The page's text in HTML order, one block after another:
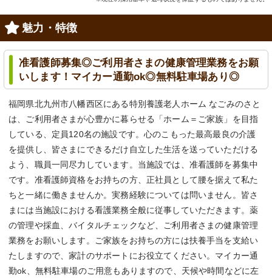
魅力・特徴
准看護師募集◎ご利用者さまの健康管理業務をお願
いします！マイカー通勤ok◎無料駐車場あり◎
福岡県北九州市八幡西区にある特別養護老人ホーム なごみのさと
は、ご利用者さまが心豊かに暮らせる「ホーム＝ご家族」を目指
している、定員120名の施設です。心のこもった最高最良の介護
を提供し、皆さまにできるだけ自立した生活を送っていただける
よう、職員一同尽力しています。当施設では、准看護師を募集中
です。准看護師資格をお持ちの方、正社員として腰を据えて私た
ちと一緒に働きませんか。実務経験については問いません。皆さ
まには当施設における看護業務全般に従事していただきます。薬
の管理や採血、バイタルチェックなど、ご利用者さまの健康管理
業務をお願いします。ご家族をお持ちの方には扶養手当を支給い
たしますので、家計のサポートにお役立てください。マイカー通
勤ok、無料駐車場のご用意もありますので、天候や時間などに左